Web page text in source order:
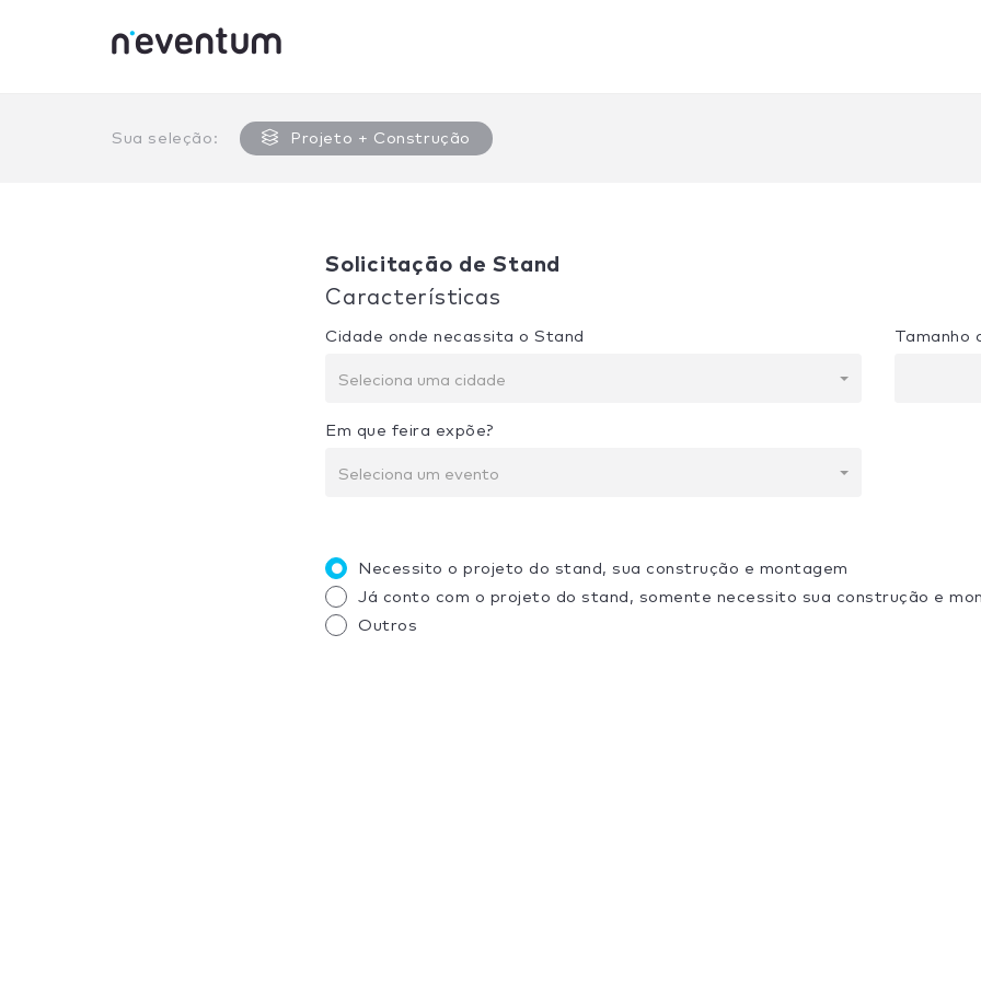
Sua seleção: Projeto + Construção
Solicitação de Stand
Características
Cidade onde necassita o Stand
Seleciona uma cidade
Em que feira expõe?
Seleciona um evento
Tamanho
Necessito o projeto do stand, sua construção e montagem
Já conto com o projeto do stand, somente necessito sua construção e
Outros